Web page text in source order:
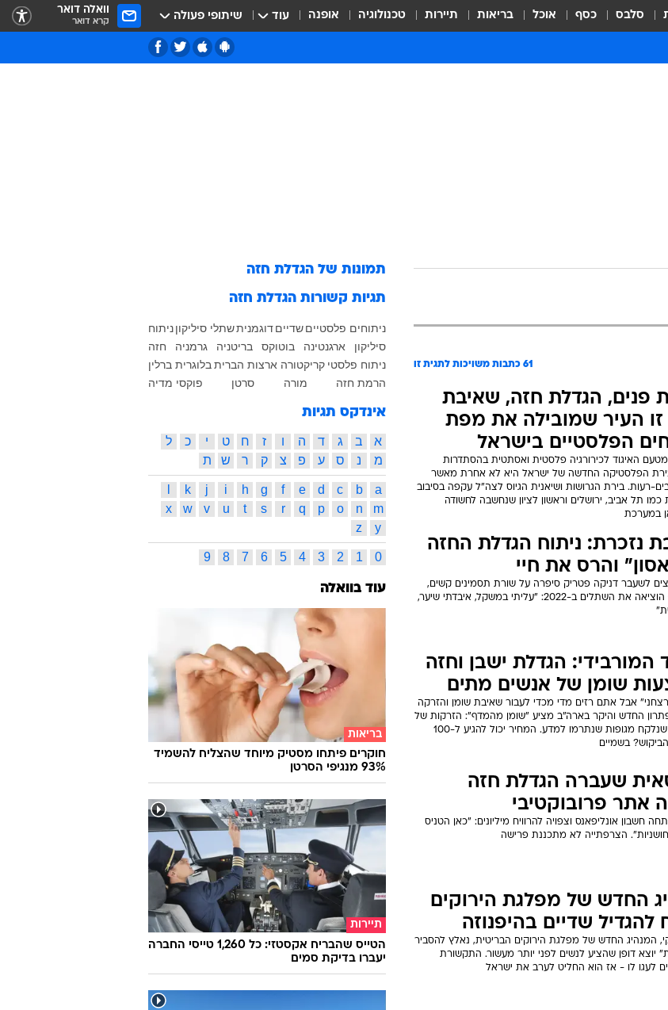
סלבס כסף אוכל בריאות תיירות טכנולוגיה אופנה עוד שיתופי פעולה וואלה דואר
קרא דואר
61 כתבות משויכות לתגית זו
פנים, הגדלת חזה, שאיבת
זו העיר שמובילה את מפת
הפלסטיים בישראל
מטעם האיגוד לכירורגיה פלסטית ואסתטית בהסתדרות
הפלסטיקה החדשה של ישראל היא לא אחרת מאשר
רעות. בירת הגרושות ושיאנית הגיוס לצה"ל עקפה בסיבוב
כמו תל אביב, ירושלים וראשון לציון שנחשבה לחשודה
במערכת
נזכרת: ניתוח הגדלת החזה
והרס את חיי
לשעבר דניקה פטריק סיפרה על שורת תסמינים קשים,
עד שלבסוף הוציאה את השתלים ב-2022: "עליתי במשקל, איבדתי שיער,
המורבידי: הגדלת ישבן וחזה
שומן של אנשים מתים
רצחני" אבל אתם רזים מדי מכדי לעבור שאיבת שומן והזרקה
החדש והיקר בארה"ב מציע "שומן מהמדף": הזרקות של
שומן אנושי שנלקח מגופות שנתרמו למדע. המחיר יכול להגיע ל-100
בשמיים
שעברה הגדלת חזה
אתר פרובוקטיבי
חשבון אונליפאנס וצפויה להרוויח מיליונים: "כאן הטניס
הצרפתייה לא מתכננת פרישה
החדש של מפלגת הירוקים
להגדיל שדיים בהיפנוזה
המנהיג החדש של מפלגת הירוקים הבריטית, נאלץ להסביר
יוצא דופן שהציע לנשים לפני יותר מעשור. התקשורת
לעגו לו - אז הוא החליט לערב את ישראל
תמונות של הגדלת חזה
תגיות קשורות הגדלת חזה
ניתוחים פלסטייםשדייםדוגמניתשתלי סיליקוןניתוח
סיליקון
ארגנטינה בוטוקס בריטניה גרמניה
חזה
ניתוח פלסטי קריקטורה ארצות הברית בלוגרית ברלין
הרמת חזה
מורה סרטן פוקסי מדיה
אינדקס תגיות
א ב ג ד ה ו ז ח ט י כ
ל
מ
נ ס ע פ צ ק ר ש ת
a
b
c
d
e
f
g
h
i
j
k
m
n
o
p
q
r
s
t
u
v
w
x
y
z
0
1
2
3
4
5
6
7
8
9
עוד בוואלה
בריאות
חוקרים פיתחו מסטיק מיוחד שהצליח להשמיד
93% מנגיפי הסרטן
תיירות
הטייס שהבריח אקסטזי: כל 1,260 טייסי החברה
יעברו בדיקת סמים